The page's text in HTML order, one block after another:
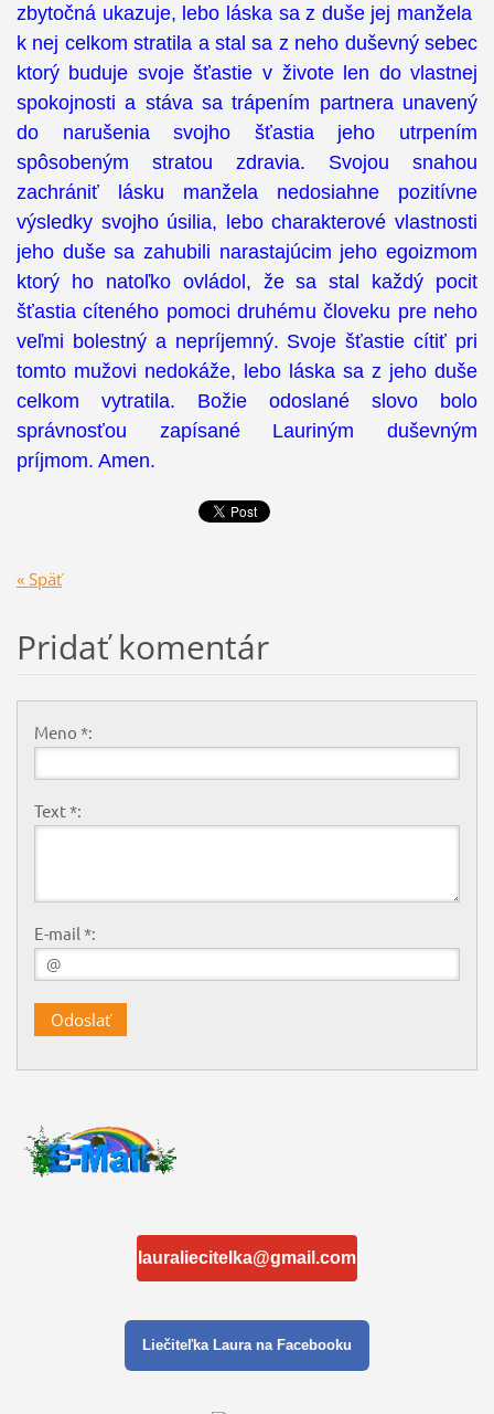
zbytočná ukazuje, lebo láska sa z duše jej manžela
k nej celkom stratila a stal sa z neho duševný sebec
ktorý buduje svoje šťastie v živote len do vlastnej
spokojnosti a stáva sa trápením partnera unavený
do narušenia svojho šťastia jeho utrpením
spôsobeným stratou zdravia. Svojou snahou
zachrániť lásku manžela nedosiahne pozitívne
výsledky svojho úsilia, lebo charakterové vlastnosti
jeho duše sa zahubili narastajúcim jeho egoizmom
ktorý ho natoľko ovládol, že sa stal každý pocit
šťastia cíteného pomoci druhému človeku pre neho
veľmi bolestný a nepríjemný. Svoje šťastie cítiť pri
tomto mužovi nedokáže, lebo láska sa z jeho duše
celkom vytratila. Božie odoslané slovo bolo
správnosťou zapísané Lauriným duševným
príjmom. Amen.
« Späť
Pridať komentár
Meno *:
Text *:
E-mail *:
lauraliecitelka@gmail.com
Liečiteľka Laura na Facebooku